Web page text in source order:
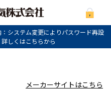
システム変更によりパスワード再設
しくはこちらから
メーカーサイトはこちら